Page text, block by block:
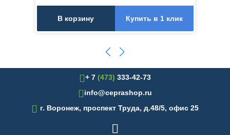
В корзину Купить в 1 клик
+ 7 (473) 333-42-73
info@ceprashop.ru
 г. Воронеж, проспект Труда, д.48/5, офис 25
